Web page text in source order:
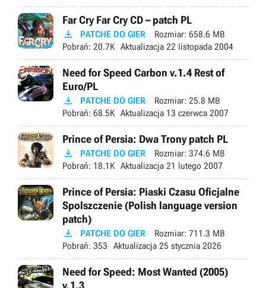
Far Cry Far Cry CD – patch PL
 PATCHE DO GIER Rozmiar: 658.6 MB
Pobrań: 20.7K Aktualizacja 22 listopada 2004
Need for Speed Carbon v.1.4 Rest of
Euro/PL
 PATCHE DO GIER Rozmiar: 25.8 MB
Pobrań: 68.5K Aktualizacja 13 czerwca 2007
Prince of Persia: Dwa Trony patch PL
 PATCHE DO GIER Rozmiar: 374.6 MB
Pobrań: 18.1K Aktualizacja 21 lutego 2007
Prince of Persia: Piaski Czasu Oficjalne
Spolszczenie (Polish language version
patch)
 PATCHE DO GIER Rozmiar: 711.3 MB
Pobrań: 353 Aktualizacja 25 stycznia 2026
Need for Speed: Most Wanted (2005)
v.1.3